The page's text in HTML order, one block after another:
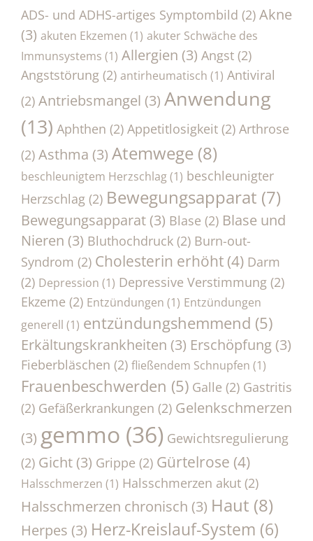
ADS- und ADHS-artiges Symptombild (2) Akne
(3) akuten Ekzemen (1) akuter Schwäche des
Immunsystems (1) Allergien (3) Angst (2)
Angststörung (2) antirheumatisch (1) Antiviral
(2) Antriebsmangel (3) Anwendung
(13) Aphthen (2) Appetitlosigkeit (2) Arthrose
(2) Asthma (3) Atemwege (8)
beschleunigtem Herzschlag(1) beschleunigter
Herzschlag (2) Bewegungsapparat (7)
Bewegungsapparat (3) Blase (2) Blase und
Nieren (3) Bluthochdruck (2) Burn-out-
Syndrom (2) Cholesterin erhöht (4) Darm
(2) Depression (1) Depressive Verstimmung (2)
Ekzeme (2) Entzündungen (1) Entzündungen
generell (1) entzündungshemmend (5)
Erkältungskrankheiten (3) Erschöpfung (3)
Fieberbläschen (2) fließendem Schnupfen (1)
Frauenbeschwerden (5) Galle (2) Gastritis
(2) Gefäßerkrankungen (2) Gelenkschmerzen
(3) gemmo (36) Gewichtsregulierung
(2) Gicht (3) Grippe (2) Gürtelrose (4)
Halsschmerzen (1) Halsschmerzen akut (2)
Halsschmerzen chronisch (3) Haut (8)
Herpes (3) Herz-Kreislauf-System (6)